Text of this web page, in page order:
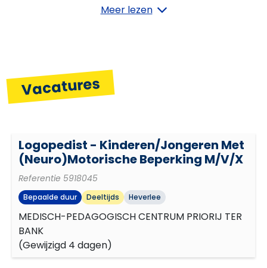
Resultaatgerichtheid
Zelfontwikkeling
Zelfstandigheid
Meer lezen
Vacatures
Logopedist - Kinderen/jongeren Met
(neuro)motorische Beperking M/V/X
Referentie 5918045
Bepaalde duur Deeltijds Heverlee
MEDISCH-PEDAGOGISCH CENTRUM PRIORIJ TER
BANK
(Gewijzigd 4 dagen)